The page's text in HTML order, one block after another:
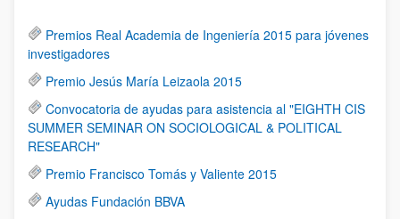
Premios Real Academia de Ingeniería 2015 para jóvenes
investigadores
Premio Jesús María Leizaola 2015
Convocatoria de ayudas para asistencia al "EIGHTH CIS
SUMMER SEMINAR ON SOCIOLOGICAL & POLITICAL
RESEARCH"
Premio Francisco Tomás y Valiente 2015
Ayudas Fundación BBVA